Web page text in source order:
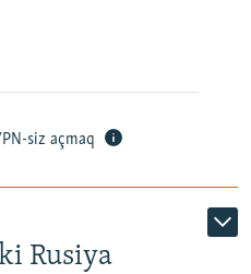
siz açmaq
Rusiya